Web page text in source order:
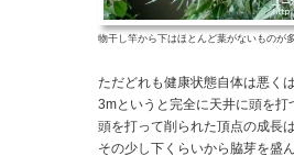
物干し竿から下はほとんど葉がないものが
ただどれも健康状態自体は悪く
3mというと完全に天井に頭を打
頭を打って削られた頂点の成長
その少し下くらいから脇芽を盛